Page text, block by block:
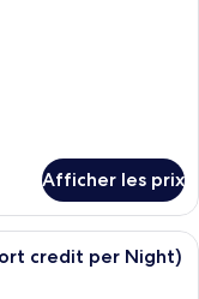
Afficher les prix
credit per Night)